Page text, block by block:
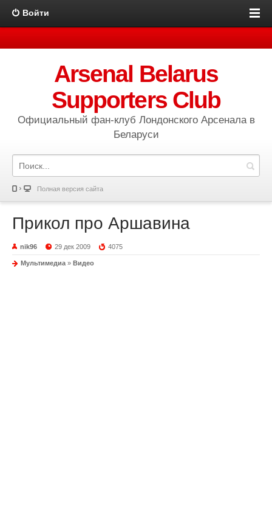
Войти
Arsenal Belarus
Supporters Club
Официальный фан-клуб Лондонского Арсенала в
Беларуси
Полная версия сайта
Прикол про Аршавина
nik96 29 дек 2009 4075
Мультимедиа » Видео